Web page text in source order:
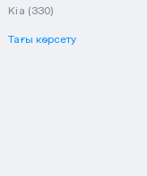
Kia (330)
Тағы көрсету